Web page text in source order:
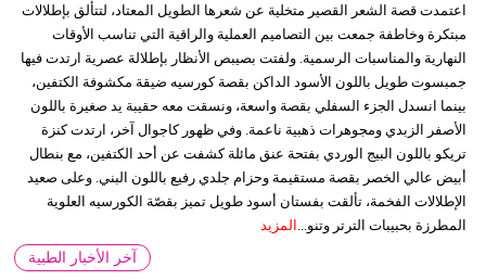
اعتمدت قصة الشعر القصير متخلية عن شعرها الطويل المعتاد، لتتألق بإطلالات
مبتكرة وخاطفة جمعت بين التصاميم العملية والراقية التي تناسب الأوقات
النهارية والمناسبات الرسمية. ولفتت بصيبص الأنظار بإطلالة عصرية ارتدت فيها
جمبسوت طويل باللون الأسود الداكن بقصة كورسيه ضيقة مكشوفة الكتفين،
بينما انسدل الجزء السفلي بقصة واسعة، ونسقت معه حقيبة يد صغيرة باللون
الأصفر الزبدي ومجوهرات ذهبية ناعمة. وفي ظهور كاجوال آخر، ارتدت كنزة
تريكو باللون البيج الوردي بفتحة عنق مائلة كشفت عن أحد الكتفين، مع بنطال
أبيض عالي الخصر بقصة مستقيمة وحزام جلدي رفيع باللون البني. وعلى صعيد
الإطلالات الفخمة، تألقت بفستان أسود طويل تميز بقصّة الكورسيه العلوية
المطرزة بحبيبات الترتر وتنو...
المزيد
آخر الأخبار الطبية